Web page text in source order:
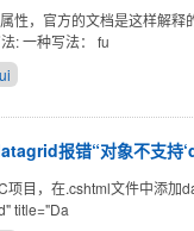
性，官方的文档是这样解
: 一种写法： fu
报错“对象不支持
项目，在.cshtml文件中添
title="Da